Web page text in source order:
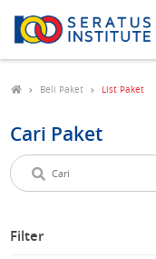
Seratus
Institute
Beli Paket List Paket
Cari Paket
Cari
paket
Filter